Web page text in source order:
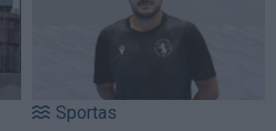
Sportas